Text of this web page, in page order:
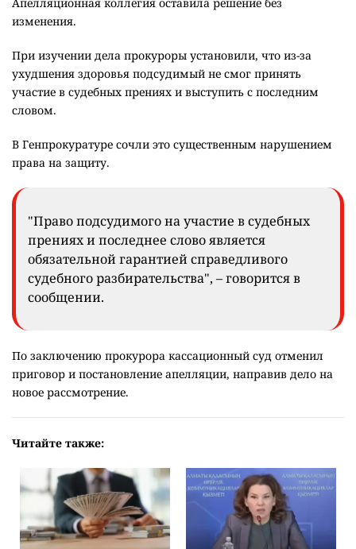
изменения.
При изучении дела прокуроры установили, что из-за
ухудшения здоровья подсудимый не смог принять
участие в судебных прениях и выступить с последним
словом.
В Генпрокуратуре сочли это существенным нарушением
права на защиту.
"Право подсудимого на участие в судебных
прениях и последнее слово является
обязательной гарантией справедливого
судебного разбирательства", – говорится в
сообщении.
По заключению прокурора кассационный суд отменил
приговор и постановление апелляции, направив дело на
новое рассмотрение.
Читайте также: